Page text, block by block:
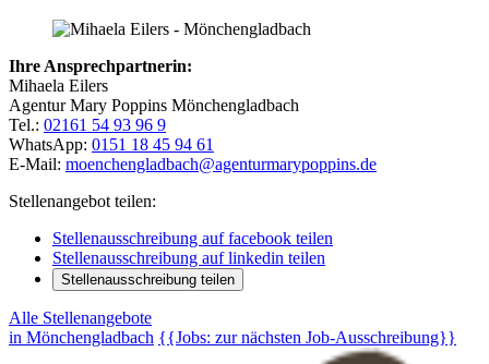
Ihre Ansprechpartnerin:
Mihaela Eilers
Agentur Mary Poppins Mönchengladbach
Tel.: 02161 54 93 96 9
WhatsApp: 0151 18 45 94 61
E-Mail: moenchengladbach@agenturmarypoppins.de
Stellenangebot teilen:
Stellenausschreibung auf facebook teilen
Stellenausschreibung auf linkedin teilen
Stellenausschreibung teilen
Alle Stellenangebote
in Mönchengladbach {{Jobs: zur nächsten Job-Ausschreibung}}